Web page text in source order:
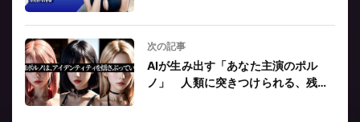
次の記事
AIが生み出す「あなた主演のポル
ノ」 人類に突きつけられる、残酷